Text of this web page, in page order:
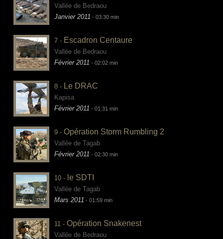
Vallée de Bedraou
Janvier 2011 - 03:30 min
7 - Escadron Centaure
Vallée de Bedraou
Février 2011 - 02:02 min
8 - Le DRAC
Kapisa
Février 2011 - 01:31 min
9 -Opération Storm Rumbling 2
Vallée de Tagab
Février 2011 - 02:30 min
10 - le SDTI
Vallée de Tagab
Mars 2011 - 01:59 min
11 -Opération Snakenest
Vallée de Bedraou